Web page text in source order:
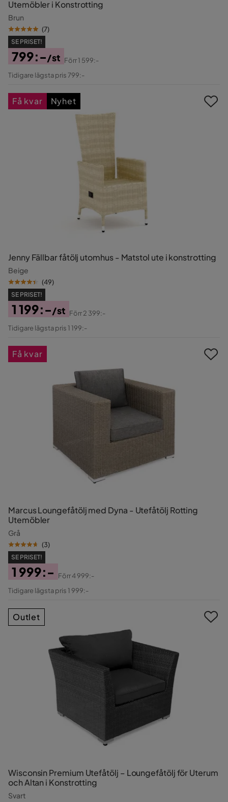
Utemöbler i Konstrotting
Brun
(7)
SE PRISET!
Pris
799:-/st
Original
Förr1 599:-
Tidigare lägsta pris 799:-
Jenny Fällbar fåtölj utomhus - Matstol ute i konstrotting
Beige
(49)
SE PRISET!
Pris
1 199:-/st
Original
Förr2 399:-
Tidigare lägsta pris 1 199:-
Få kvar Nyhet
Marcus Loungefåtölj med Dyna - Utefåtölj Rotting
Utemöbler
Grå
(3)
SE PRISET!
Pris
1 999:-
Original
Förr4 999:-
Tidigare lägsta pris 1 999:-
Få kvar
Wisconsin Premium Utefåtölj – Loungefåtölj för Uterum
och Altan i Konstrotting
Svart
Outlet